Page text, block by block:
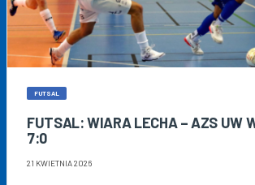
FUTSAL
FUTSAL: WIARA LECHA – AZS UW
7:0
21 KWIETNIA 2026